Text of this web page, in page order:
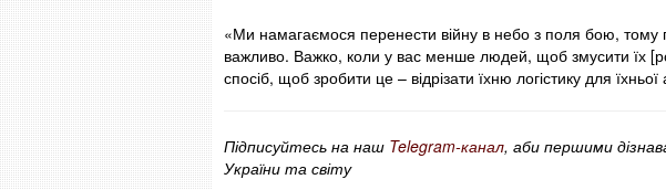
«Ми намагаємося перенести війну в небо з поля бою,
важливо. Важко, коли у вас менше людей, щоб змусити їх
спосіб, щоб зробити це – відрізати їхню логістику для
Підписуйтесь на наш Telegram-канал, аби першими
України та світу